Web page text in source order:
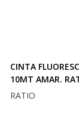
CINTA
10MT AMAR.
RATIO